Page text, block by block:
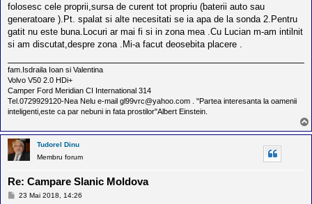
folosesc cele proprii,sursa de curent tot propriu (baterii auto sau
generatoare ).Pt. spalat si alte necesitati se ia apa de la sonda 2.Pentru
gatit nu este buna.Locuri ar mai fi si in zona mea .Cu Lucian m-am intilnit
si am discutat,despre zona .Mi-a facut deosebita placere .
fam.Isdraila Ioan si Valentina
Volvo V50 2.0 HDi+
Camper Ford Meridian CI International 314
Tel.0729929120-Nea Nelu e-mail gl99vrc@yahoo.com . "Partea interesanta la oamenii
inteligenti,este ca par nebuni in fata prostilor"Albert Einstein.
Tudorel Dinu
Membru forum
Re: Campare Slanic Moldova
M23 Mai 2018, 14:26